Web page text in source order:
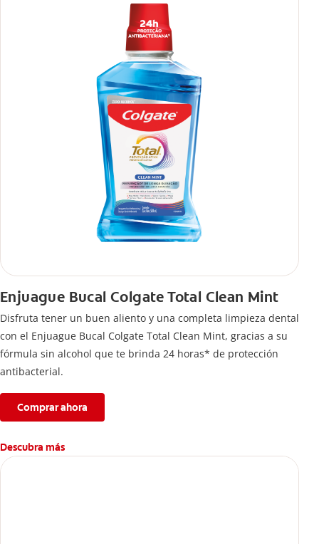
Enjuague Bucal Colgate Total Clean Mint
Disfruta tener un buen aliento y una completa limpieza dental
con el Enjuague Bucal Colgate Total Clean Mint, gracias a su
fórmula sin alcohol que te brinda 24 horas* de protección
antibacterial.
Comprar ahora
Descubra más